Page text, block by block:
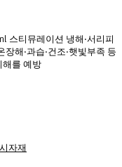
스티뮤레이션 냉해·서리피
장해·과습·건조·햇빛부족 등
해를 예방
자재